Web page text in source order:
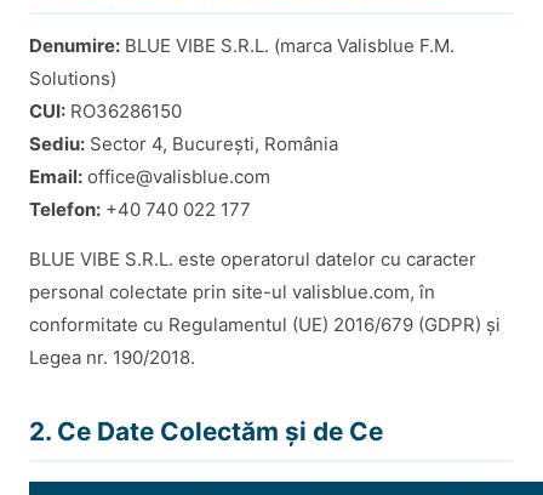
Denumire: BLUE VIBE S.R.L. (marca Valisblue F.M.
Solutions)
CUI: RO36286150
Sediu: Sector 4, București, România
Email: office@valisblue.com
Telefon: +40 740 022 177
BLUE VIBE S.R.L. este operatorul datelor cu caracter
personal colectate prin site-ul valisblue.com, în
conformitate cu Regulamentul (UE) 2016/679 (GDPR) și
Legea nr. 190/2018.
2. Ce Date Colectăm și de Ce